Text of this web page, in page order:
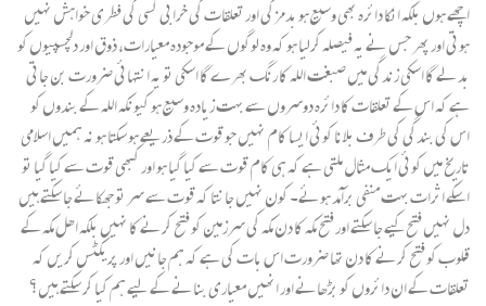
اچھے ہوں بلکہ انکا دائرہ بھی وسیع ہو بدمزگی اور تعلقات کی خرابی کسی کی فطری خواہش نہیں
ہوتی اور پھر جس نے یہ فیصلہ کرلیا ہو کہ وہ لوگوں کے موجودہ معیارات، ذوق اور دلچسپیوں کو
بدلے گا اسکی زندگی میں صبغت اللہ کا رنگ بھرے گا اسکی تو یہ انتہائی ضرورت بن جاتی
ہے کہ اس کے تعلقات کا دائرہ دوسروں سے بہت زیادہ وسیع ہو کیونکہ اللہ کے بندوں کو
اس کی بندگی کی طرف بلانا کوئی ایسا کام نہیں جو قوت کے ذریعے ہو سکتا ہو نہ ہمیں اسلامی
تاریخ میں کوئی ایک مثال ملتی ہے کہ ہی کام قوت سے کیا گیا ہو اور کبھی قوت سے کیا گیا تو
اسکے اثرات بہت منفی برآمد ہوئے۔ کون نہیں جانتا کہ قوت سے سر تو جھکائے جا سکتے ہیں
دل نہیں فتح کیے جا سکتے اور فتح مکہ کا دن مکہ کی سرزمین کو فتح کرنے کا نہیں بلکہ اھل مکہ کے
قلوب کو فتح کرنے کا دن تھا ضرورت اس بات کی ہے کہ ہم جانیں اور پریکٹس کریں کہ
تعلقات کے ان دائروں کو بڑھانے اور انھیں معیاری بنانے کے لیے ہم کیا کر سکتے ہیں؟